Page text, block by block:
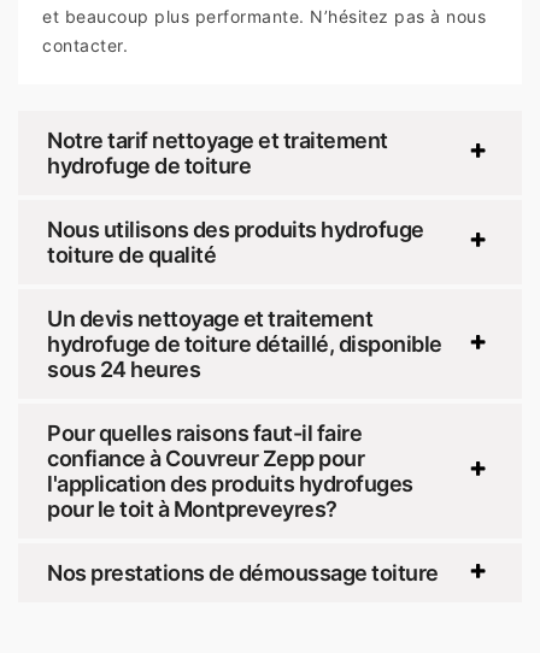
et beaucoup plus performante. N’hésitez pas à nous
contacter.
Notre tarif nettoyage et traitement
hydrofuge de toiture
Nous utilisons des produits hydrofuge
toiture de qualité
Un devis nettoyage et traitement
hydrofuge de toiture détaillé, disponible
sous 24 heures
Pour quelles raisons faut-il faire
confiance à Couvreur Zepp pour
l'application des produits hydrofuges
pour le toit à Montpreveyres?
Nos prestations de démoussage toiture